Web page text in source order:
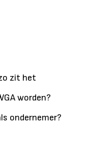
zit het
worden?
ondernemer?